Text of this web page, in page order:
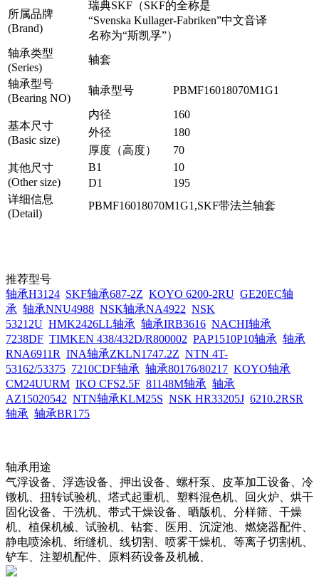
所属品牌
(Brand)
瑞典SKF（SKF的全称是
“Svenska Kullager-Fabriken”中文音译
名称为“斯凯孚”）
轴承类型
(Series)
轴套
轴承型号
(Bearing NO)
轴承型号 PBMF16018070M1G1
基本尺寸
(Basic size)
内径
160
外径
180
厚度（高度）
70
其他尺寸
(Other size)
B1
10
D1
195
详细信息
(Detail)
PBMF16018070M1G1,SKF带法兰轴套
推荐型号
轴承H3124 SKF轴承687-2Z KOYO 6200-2RU GE20EC轴
承 轴承NNU4988 NSK轴承NA4922 NSK
53212U HMK2426LL轴承 轴承IRB3616 NACHI轴承
7238DF TIMKEN 438/432D/R800002 PAP1510P10轴承 轴承
RNA6911R INA轴承ZKLN1747.2Z NTN 4T-
53162/53375 7210CDF轴承 轴承80176/80217 KOYO轴承
CM24UURM IKO CFS2.5F 81148M轴承 轴承
AZ15020542 NTN轴承KLM25S NSK HR33205J 6210.2RSR
轴承 轴承BR175
轴承用途
气浮设备、浮选设备、押出设备、螺杆泵、皮革加工设备、冷
镦机、扭转试验机、塔式起重机、塑料混色机、回火炉、烘干
固化设备、干洗机、带式干燥设备、晒版机、分样筛、干燥
机、植保机械、试验机、钻套、医用、沉淀池、燃烧器配件、
静电喷涂机、绗缝机、线切割、喷雾干燥机、等离子切割机、
铲车、注塑机配件、原料药设备及机械、